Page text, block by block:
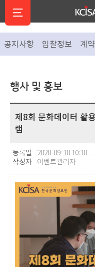
공지사항 입찰정보 계
행사 및 홍보
제8회 문화데이터 활
램
등록일 2020-09-10 10:10
작성자
이벤트관리자